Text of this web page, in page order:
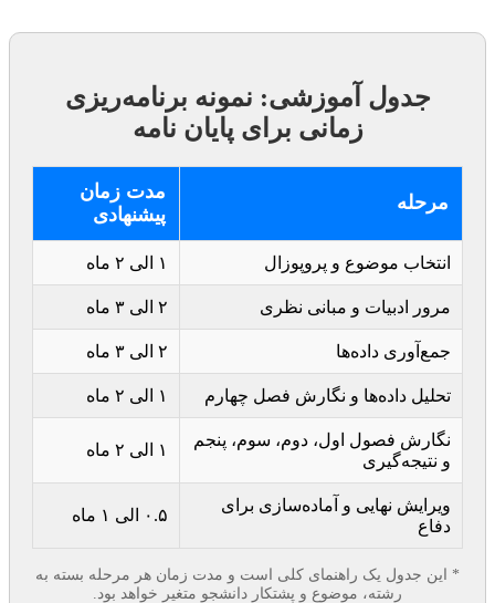
جدول آموزشی: نمونه برنامه‌ریزی
زمانی برای پایان نامه
مرحله
مدت زمان
پیشنهادی
انتخاب موضوع و پروپوزال ۱ الی ۲ ماه
مرور ادبیات و مبانی نظری ۲ الی ۳ ماه
جمع‌آوری داده‌ها ۲ الی ۳ ماه
تحلیل داده‌ها و نگارش فصل چهارم ۱ الی ۲ ماه
نگارش فصول اول، دوم، سوم، پنجم
و نتیجه‌گیری
۱ الی ۲ ماه
ویرایش نهایی و آماده‌سازی برای
دفاع
۰.۵ الی ۱ ماه
* این جدول یک راهنمای کلی است و مدت زمان هر مرحله بسته به
رشته، موضوع و پشتکار دانشجو متغیر خواهد بود.